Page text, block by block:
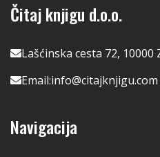
Čitaj knjigu d.o.o.
Lašćinska cesta 72,
Email:info@citajknjigu.com
Navigacija